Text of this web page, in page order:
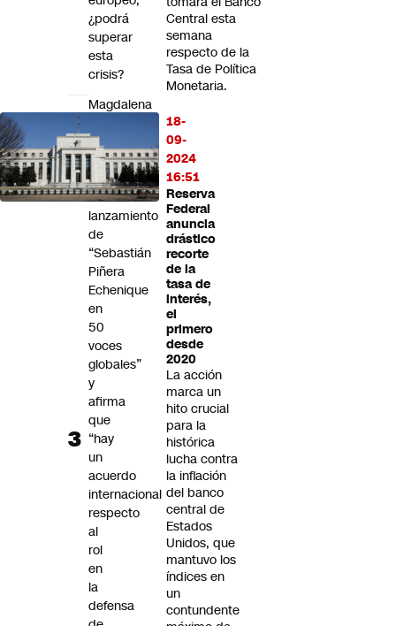
Central esta
semana
respecto de la
Tasa de Política
Monetaria.
18-
09-
2024
16:51
Reserva
Federal
anuncia
drástico
recorte
de la
tasa de
interés,
el
primero
desde
2020
La acción
marca un
hito crucial
para la
histórica
lucha contra
la inflación
del banco
central de
Estados
Unidos, que
mantuvo los
índices en
un
contundente
¿podrá
superar
esta
crisis?
Magdalena
se
alista
para
el
lanzamiento
de
“Sebastián
Piñera
Echenique
en
50
voces
globales”
y
afirma
que
“hay
un
acuerdo
internacional
respecto
al
rol
en
la
defensa